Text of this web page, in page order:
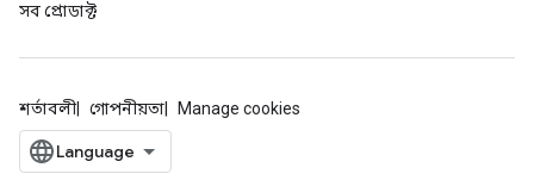
সব প্রোডাক্ট
শর্তাবলী গোপনীয়তা Manage cookies